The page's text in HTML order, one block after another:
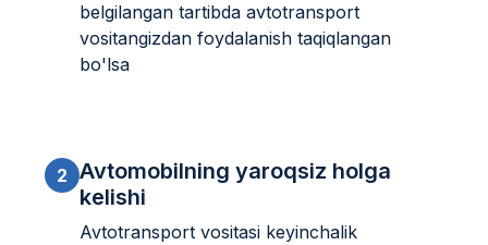
belgilangan tartibda avtotransport
vositangizdan foydalanish taqiqlangan
bo'lsa
2 Avtomobilning yaroqsiz holga
kelishi
Avtotransport vositasi keyinchalik